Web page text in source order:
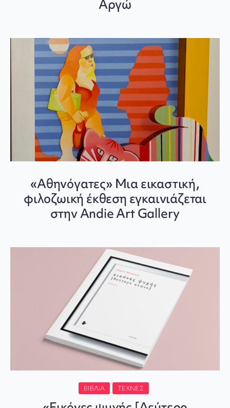
Αργώ
«Αθηνόγατες» Μια εικαστική,
φιλοζωική έκθεση εγκαινιάζεται
στην Andie Art Gallery
ΒΙΒΛΊΑ ΤΈΧΝΕΣ